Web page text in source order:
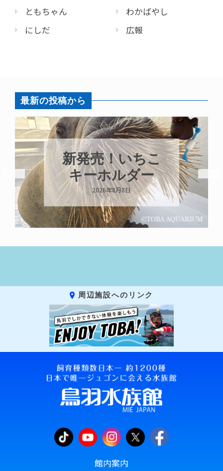
ともちゃん
にしだ
わかばやし
広報
最新の投稿から
新発売！いちこ
キーホルダー
2026年8月8日
周辺施設へのリンク
館内案内